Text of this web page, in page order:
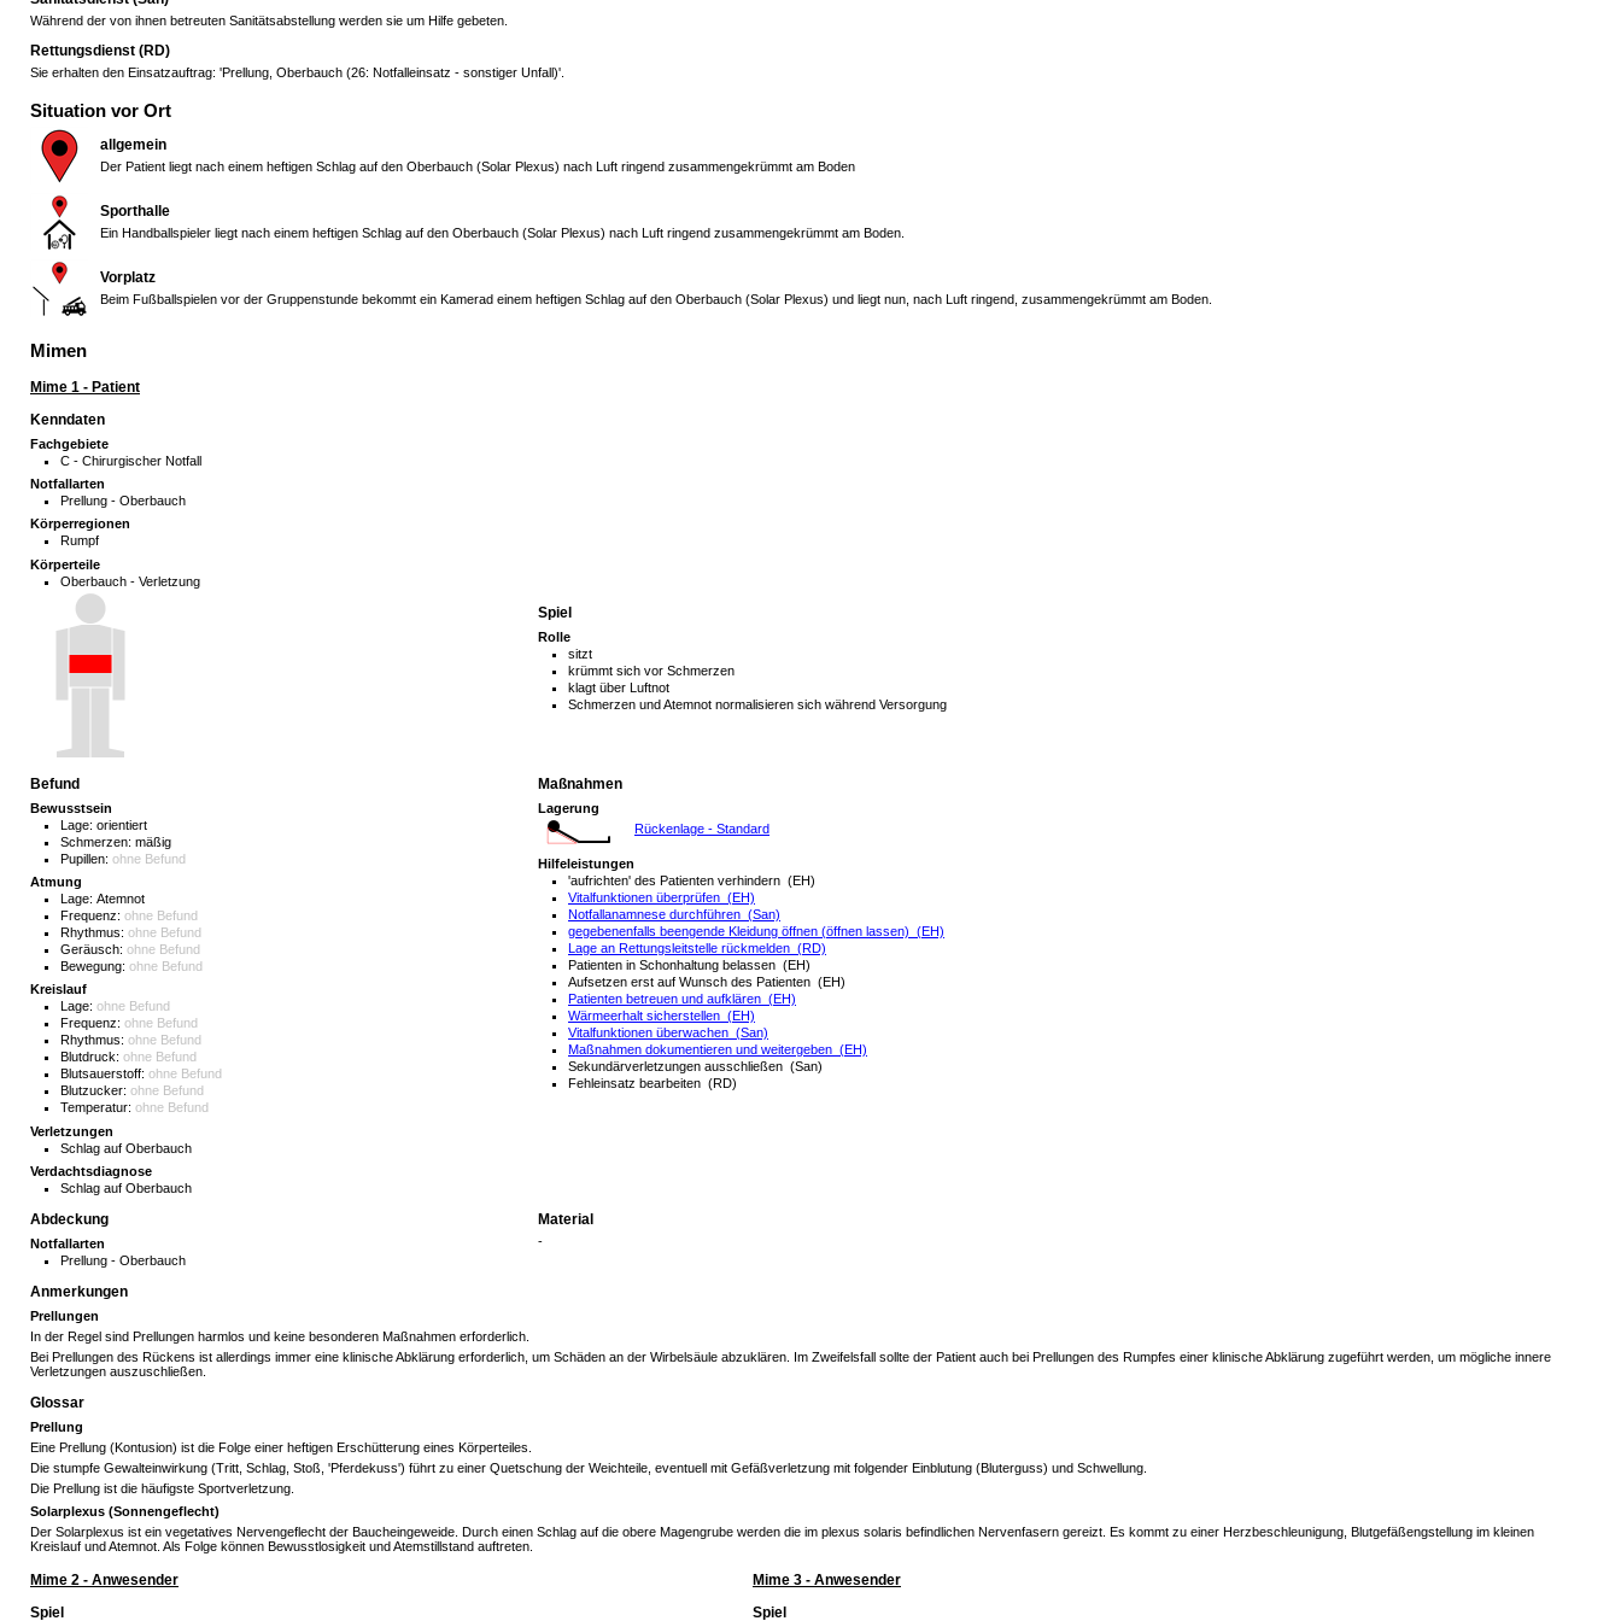
Während der von ihnen betreuten Sanitätsabstellung werden sie um Hilfe gebeten.
Rettungsdienst (RD)
Sie erhalten den Einsatzauftrag: 'Prellung, Oberbauch (26: Notfalleinsatz - sonstiger Unfall)'.
Situation vor Ort
allgemein
Der Patient liegt nach einem heftigen Schlag auf den Oberbauch (Solar Plexus) nach Luft ringend zusammengekrümmt am Boden
Sporthalle
Ein Handballspieler liegt nach einem heftigen Schlag auf den Oberbauch (Solar Plexus) nach Luft ringend zusammengekrümmt am Boden.
Vorplatz
Beim Fußballspielen vor der Gruppenstunde bekommt ein Kamerad einem heftigen Schlag auf den Oberbauch (Solar Plexus) und liegt nun, nach Luft ringend, zusammengekrümmt am Boden.
Mimen
Mime 1 - Patient
Kenndaten
Fachgebiete
C - Chirurgischer Notfall
Notfallarten
Prellung - Oberbauch
Körperregionen
Rumpf
Körperteile
Oberbauch - Verletzung
Spiel
Rolle
sitzt
krümmt sich vor Schmerzen
klagt über Luftnot
Schmerzen und Atemnot normalisieren sich während Versorgung
Befund
Bewusstsein
Lage: orientiert
Schmerzen: mäßig
Pupillen: ohne Befund
Atmung
Lage: Atemnot
Frequenz: ohne Befund
Rhythmus: ohne Befund
Geräusch: ohne Befund
Bewegung: ohne Befund
Kreislauf
Lage: ohne Befund
Frequenz: ohne Befund
Rhythmus: ohne Befund
Blutdruck: ohne Befund
Blutsauerstoff: ohne Befund
Blutzucker: ohne Befund
Temperatur: ohne Befund
Verletzungen
Schlag auf Oberbauch
Verdachtsdiagnose
Schlag auf Oberbauch
Maßnahmen
Lagerung
Rückenlage - Standard
Hilfeleistungen
'aufrichten' des Patienten verhindern (EH)
Vitalfunktionen überprüfen (EH)
Notfallanamnese durchführen (San)
gegebenenfalls beengende Kleidung öffnen (öffnen lassen) (EH)
Lage an Rettungsleitstelle rückmelden (RD)
Patienten in Schonhaltung belassen (EH)
Aufsetzen erst auf Wunsch des Patienten (EH)
Patienten betreuen und aufklären (EH)
Wärmeerhalt sicherstellen (EH)
Vitalfunktionen überwachen (San)
Maßnahmen dokumentieren und weitergeben (EH)
Sekundärverletzungen ausschließen (San)
Fehleinsatz bearbeiten (RD)
Abdeckung
Notfallarten
Prellung - Oberbauch
Material
-
Anmerkungen
Prellungen
In der Regel sind Prellungen harmlos und keine besonderen Maßnahmen erforderlich.
Bei Prellungen des Rückens ist allerdings immer eine klinische Abklärung erforderlich, um Schäden an der Wirbelsäule abzuklären. Im Zweifelsfall sollte der Patient auch bei Prellungen des Rumpfes einer klinische Abklärung zugeführt werden, um mögliche innere
Verletzungen auszuschließen.
Glossar
Prellung
Eine Prellung (Kontusion) ist die Folge einer heftigen Erschütterung eines Körperteiles.
Die stumpfe Gewalteinwirkung (Tritt, Schlag, Stoß, 'Pferdekuss') führt zu einer Quetschung der Weichteile, eventuell mit Gefäßverletzung mit folgender Einblutung (Bluterguss) und Schwellung.
Die Prellung ist die häufigste Sportverletzung.
Solarplexus (Sonnengeflecht)
Der Solarplexus ist ein vegetatives Nervengeflecht der Baucheingeweide. Durch einen Schlag auf die obere Magengrube werden die im plexus solaris befindlichen Nervenfasern gereizt. Es kommt zu einer Herzbeschleunigung, Blutgefäßengstellung im kleinen
Kreislauf und Atemnot. Als Folge können Bewusstlosigkeit und Atemstillstand auftreten.
Mime 2 - Anwesender
Spiel
Mime 3 - Anwesender
Spiel